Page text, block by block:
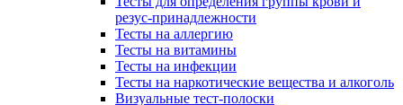
резус-принадлежности
Тесты на аллергию
Тесты на витамины
Тесты на инфекции
Тесты на наркотические вещества и алкоголь
Визуальные тест-полоски